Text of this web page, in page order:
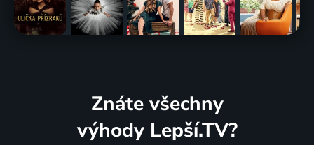
Znáte všechny
výhody Lepší.TV?